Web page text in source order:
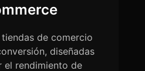
de comercio
diseñadas
el rendimiento de